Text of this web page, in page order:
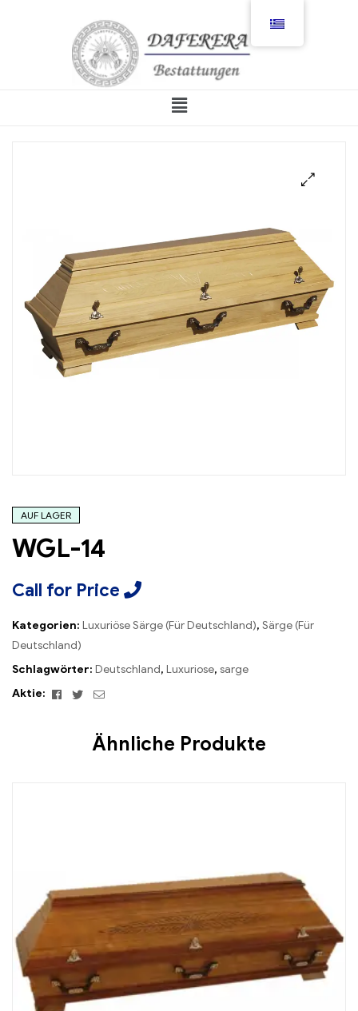
AUF LAGER
WGL-14
Call for Price
Kategorien: Luxuriöse Särge (Für Deutschland), Särge (Für
Deutschland)
Schlagwörter: Deutschland, Luxuriose, sarge
Aktie:
Facebook
TwitterEmail
Ähnliche Produkte